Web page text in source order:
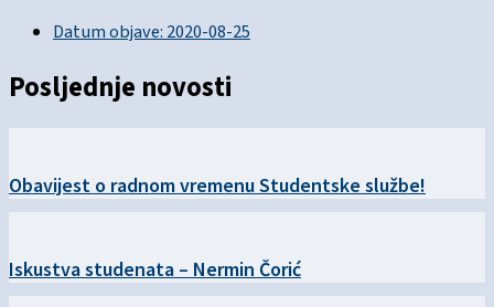
Datum objave:2020-08-25
Posljednje novosti
Obavijest o radnom vremenu Studentske službe!
Iskustva studenata – Nermin Čorić